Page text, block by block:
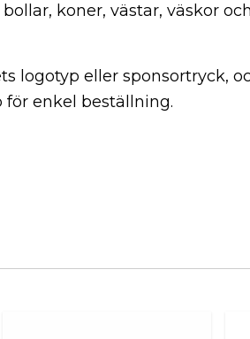
koner, västar, väskor
logotyp eller sponsortryck,
enkel beställning.